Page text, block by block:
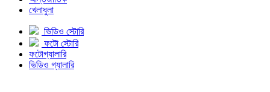
খেলাধুলা
ভিডিও স্টোরি
ফটো স্টোরি
ফটোগ্যালারি
ভিডিও গ্যালারি